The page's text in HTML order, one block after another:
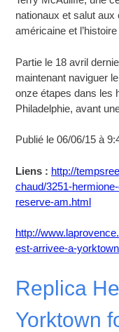
nationaux et salut aux
américaine et
Partie le 18 avril
maintenant naviguer
onze étapes dans les
Philadelphie, avant
Publié le 06/06/15 à
Liens : http://
chaud/3251-
reserve-am.html
http://
est-arrivee-a-
Replica
Yorktown